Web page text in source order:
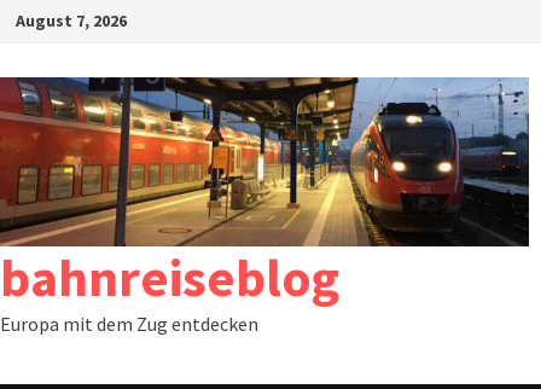
Zum
springen
August 7, 2026
bahnreiseblog
Europa mit dem Zug entdecken